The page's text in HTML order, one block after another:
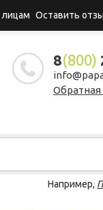
Оставить
8(800)
Обратная
Например,